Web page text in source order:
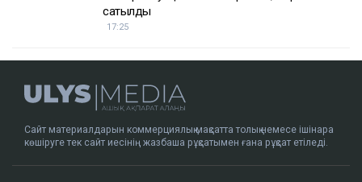
сатылды
17:25
Сайт материалдарын коммерциялық мақсатта толық немесе ішінара
көшіруге тек сайт иесінің жазбаша рұқсатымен ғана рұқсат етіледі.